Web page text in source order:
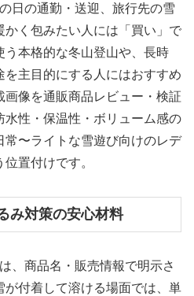
日の通勤・送迎、旅行先の雪
く包みたい人には「買い」で
本格的な冬山登山や、長時
を主目的にする人にはおすすめ
画像を通販商品レビュー・検証
水性・保温性・ボリューム感の
常〜ライトな雪遊び向けのレデ
置付けです。
み対策の安心材料
、商品名・販売情報で明示さ
付着して溶ける場面では、単